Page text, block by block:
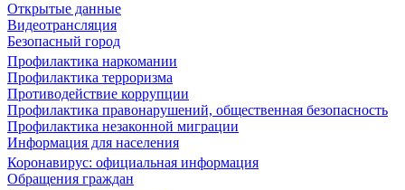
Открытые данные
Видеотрансляция
Безопасный город
Профилактика наркомании
Профилактика терроризма
Противодействие коррупции
Профилактика правонарушений, общественная безопасность
Профилактика незаконной миграции
Информация для населения
Коронавирус: официальная информация
Обращения граждан